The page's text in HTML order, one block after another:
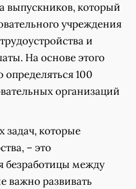
выпускников, который
учреждения
и
На основе этого
определяться 100
организаций
задач, которые
– это
безработицы между
важно развивать